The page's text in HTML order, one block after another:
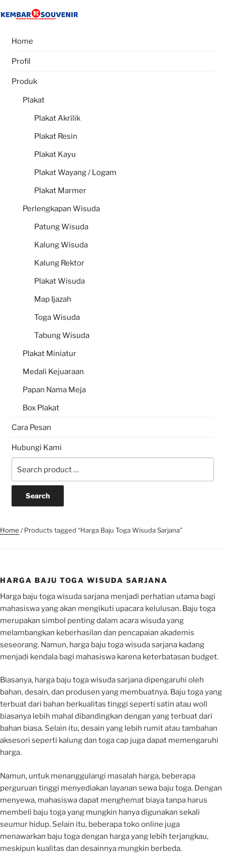
to
Home
Profil
Produk
Plakat
Plakat Akrilik
Plakat Resin
Plakat Kayu
Plakat Wayang / Logam
Plakat Marmer
Perlengkapan Wisuda
Patung Wisuda
Kalung Wisuda
Kalung Rektor
Plakat Wisuda
Map Ijazah
Toga Wisuda
Tabung Wisuda
Plakat Miniatur
Medali Kejuaraan
Papan Nama Meja
Box Plakat
Cara Pesan
Hubungi Kami
for:
Home / Products tagged “Harga Baju Toga Wisuda Sarjana”
HARGA BAJU TOGA WISUDA SARJANA
Harga baju toga wisuda sarjana menjadi perhatian utama bagi
mahasiswa yang akan mengikuti upacara kelulusan. Baju toga
merupakan simbol penting dalam acara wisuda yang
melambangkan keberhasilan dan pencapaian akademis
seseorang. Namun, harga baju toga wisuda sarjana kadang
menjadi kendala bagi mahasiswa karena keterbatasan budget.
Biasanya, harga baju toga wisuda sarjana dipengaruhi oleh
bahan, desain, dan produsen yang membuatnya. Baju toga yang
terbuat dari bahan berkualitas tinggi seperti satin atau woll
biasanya lebih mahal dibandingkan dengan yang terbuat dari
bahan biasa. Selain itu, desain yang lebih rumit atau tambahan
aksesori seperti kalung dan toga cap juga dapat memengaruhi
harga.
Namun, untuk menanggulangi masalah harga, beberapa
perguruan tinggi menyediakan layanan sewa baju toga. Dengan
menyewa, mahasiswa dapat menghemat biaya tanpa harus
membeli baju toga yang mungkin hanya digunakan sekali
seumur hidup. Selain itu, beberapa toko online juga
menawarkan baju toga dengan harga yang lebih terjangkau,
meskipun kualitas dan desainnya mungkin berbeda.